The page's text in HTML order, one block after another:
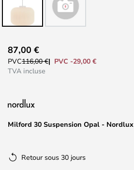
to
the
the
gallery
Milford 30 Suspension Opal - Nordlux
87,00 €
PVC116,00 €
PVC -29,00 €
TVA incluse
Retour sous 30 jours